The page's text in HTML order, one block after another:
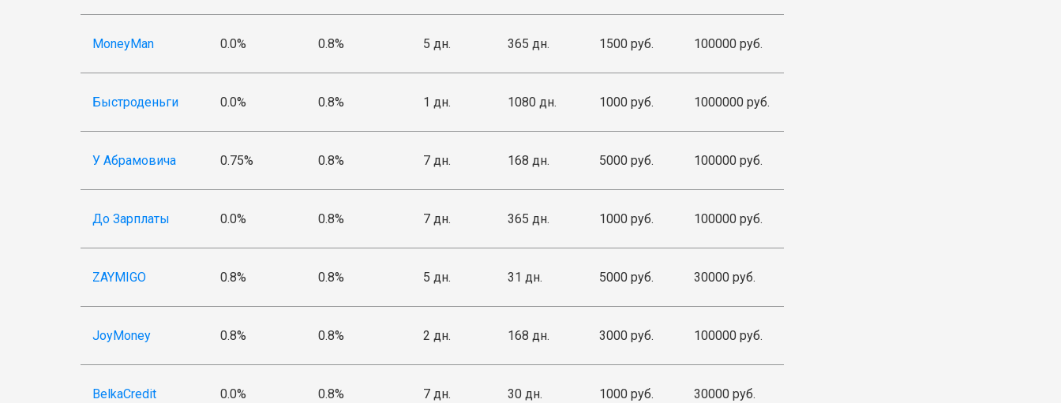
MoneyMan 0.0% 0.8% 5 дн. 365 дн. 1500 руб. 100000 руб.
Быстроденьги 0.0% 0.8% 1 дн. 1080 дн. 1000 руб. 1000000 руб.
У Абрамовича 0.75% 0.8% 7 дн. 168 дн. 5000 руб. 100000 руб.
До Зарплаты 0.0% 0.8% 7 дн. 365 дн. 1000 руб. 100000 руб.
ZAYMIGO 0.8% 0.8% 5 дн. 31 дн. 5000 руб. 30000 руб.
JoyMoney 0.8% 0.8% 2 дн. 168 дн. 3000 руб. 100000 руб.
BelkaCredit 0.0% 0.8% 7 дн. 30 дн. 1000 руб. 30000 руб.